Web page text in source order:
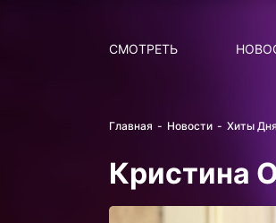
СМОТРЕТЬ
Главная Новости Хиты Дня
Кристина